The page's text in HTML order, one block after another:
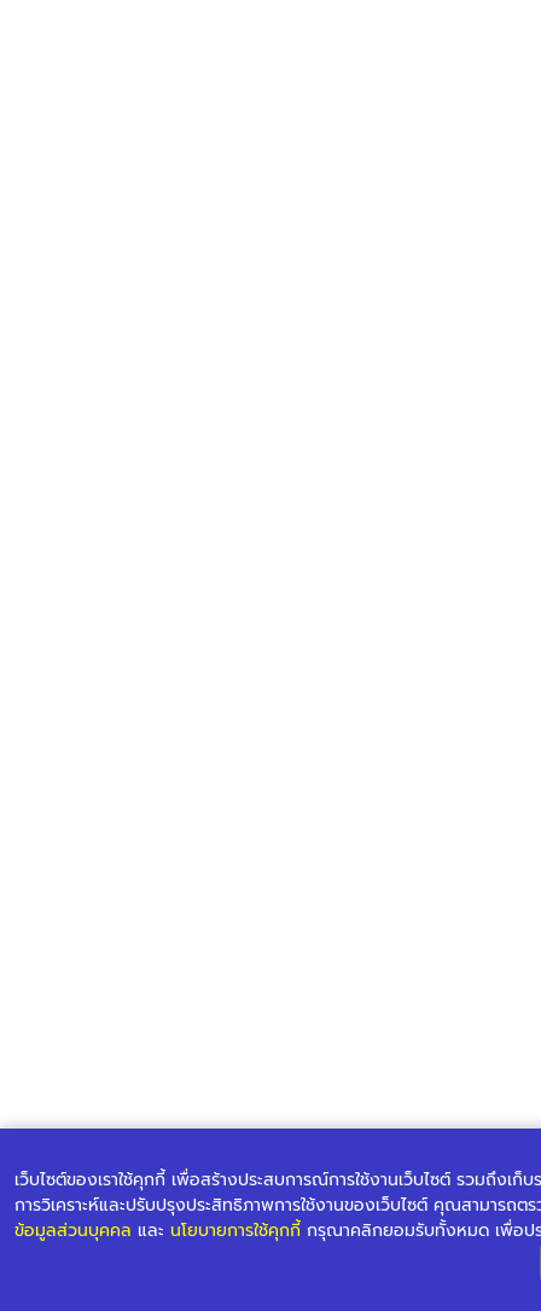
เว็บไซต์ของเราใช้คุกกี้ เพื่อสร้างประสบการณ์การใช้งานเว็บไซต์ รวมถึงเ
การวิเคราะห์และปรับปรุงประสิทธิภาพการใช้งานของเว็บไซต์ คุณสามารถต
ข้อมูลส่วนบุคคล และ นโยบายการใช้คุกกี้ กรุณาคลิกยอมรับทั้งหมด เพื่อป